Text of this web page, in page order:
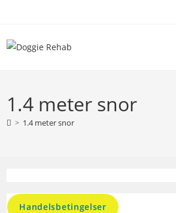
content
1.4 meter snor
> 1.4 meter snor
Handelsbetingelser